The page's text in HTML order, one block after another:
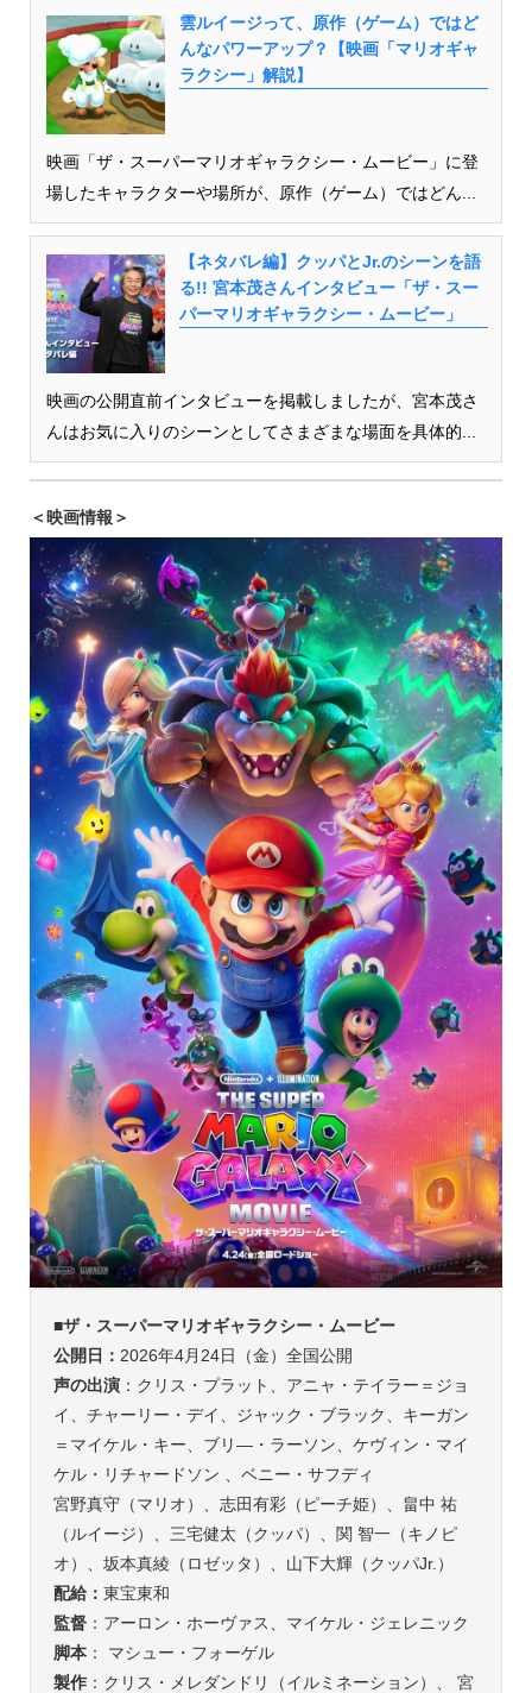
雲ルイージって、原作（ゲーム）ではど
んなパワーアップ？【映画「マリオギャ
ラクシー」解説】
映画「ザ・スーパーマリオギャラクシー・ムービー」に登
場したキャラクターや場所が、原作（ゲーム）ではどん...
【ネタバレ編】クッパとJr.のシーンを語
る!! 宮本茂さんインタビュー「ザ・スー
パーマリオギャラクシー・ムービー」
映画の公開直前インタビューを掲載しましたが、宮本茂さ
んはお気に入りのシーンとしてさまざまな場面を具体的...
＜映画情報＞
■ザ・スーパーマリオギャラクシー・ムービー
公開日： 2026年4月24日（金）全国公開
声の出演：クリス・プラット、アニャ・テイラー＝ジョ
イ、チャーリー・デイ、ジャック・ブラック、キーガン
＝マイケル・キー、ブリ―・ラーソン、ケヴィン・マイ
ケル・リチャードソン 、ベニー・サフディ
宮野真守（マリオ）、志田有彩（ピーチ姫）、畠中 祐
（ルイージ）、三宅健太（クッパ）、関 智一（キノピ
オ）、坂本真綾（ロゼッタ）、山下大輝（クッパJr.）
配給： 東宝東和
監督：アーロン・ホーヴァス、マイケル・ジェレニック
脚本： マシュー・フォーゲル
製作：クリス・メレダンドリ（イルミネーション）、 宮